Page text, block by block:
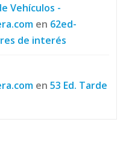
Vehículos -
en 62ed-
de interés
en 53 Ed. Tarde